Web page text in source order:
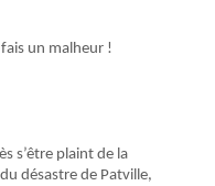
un malheur !
s’être plaint de la
désastre de Patville,